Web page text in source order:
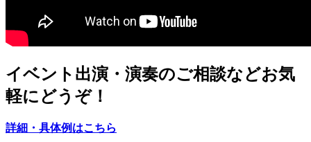
イベント出演・演奏のご相談などお気
軽にどうぞ！
詳細・具体例はこちら